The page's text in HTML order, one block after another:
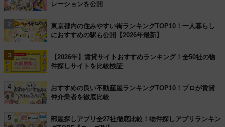
レーションを公開
2
東京都内の住みやすい街ランキングTOP10！一人暮らし
におすすめの駅も公開【2026年最新】
3
【2026年】賃貸サイトおすすめランキング！全50社の物
件探しサイトを比較検証
4
おすすめの良い不動産屋ランキングTOP10！プロが賃貸
仲介業者を徹底比較
5
部屋探しアプリ全27社徹底比較！物件探しアプリランキン